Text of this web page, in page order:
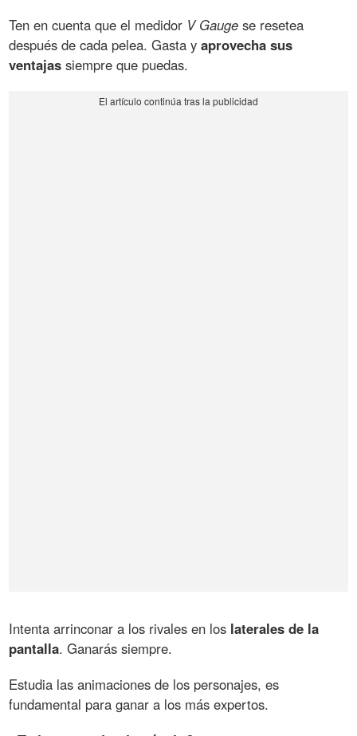
Ten en cuenta que el medidor V Gauge se resetea
después de cada pelea. Gasta yaprovecha sus
ventajas siempre que puedas.
Intenta arrinconar a los rivales en los laterales de la
pantalla. Ganarás siempre.
Estudia las animaciones de los personajes, es
fundamental para ganar a los más expertos.